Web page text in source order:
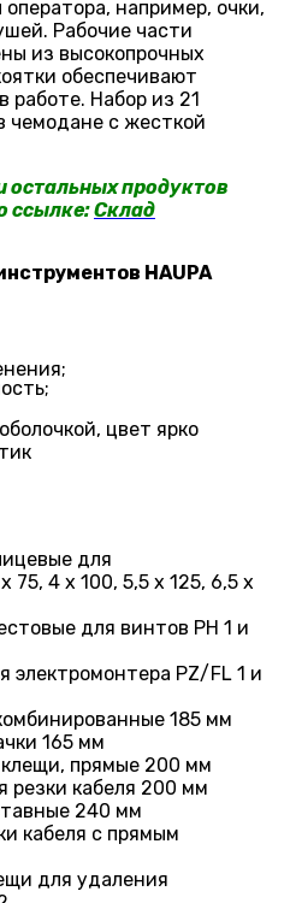
например, очки,
Рабочие части
из высокопрочных
обеспечивают
работе. Набор из 21
чемодане с жесткой
остальных продуктов
ссылке:Склад
HAUPA
цвет ярко
для
75, 4 x 100, 5,5 x 125, 6,5 x
для винтов PH 1 и
электромонтера PZ/FL 1 и
185 мм
165 мм
прямые 200 мм
резки кабеля 200 мм
240 мм
кабеля с прямым
для удаления